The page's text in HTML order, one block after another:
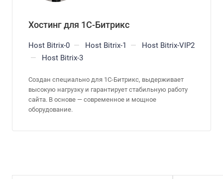
Хостинг для 1С-Битрикс
Host Bitrix-0 — Host Bitrix-1 —
Host Bitrix-VIP2
—
Host Bitrix-3
Создан специально для 1С-Битрикс, выдерживает
высокую нагрузку и гарантирует стабильную работу
сайта. В основе — современное и мощное
оборудование.